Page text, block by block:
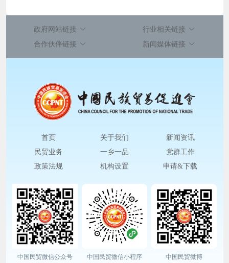
政府网站链接
行业相关链接
合作伙伴链接
新闻媒体链接
首页 关于我们
新闻资讯
民贸业务
一乡一品
党群工作
政策法规
机构设置 申请&下载
中国民贸微信公众号 中国民贸微信小程序 中国民贸微博